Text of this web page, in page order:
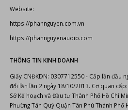
Website:
https://phannguyen.com.vn
https://phannguyenaudio.com
THÔNG TIN KINH DOANH
Giấy CNĐKDN: 0307712550 - Cấp lần đầu
đổi lần lần 2 ngày 18/10/2013. Cơ quan
Sở Kế hoạch và Đầu tư Thành Phố Hồ Chí
Phường Tân Quý Quận Tân Phú Thành Phố